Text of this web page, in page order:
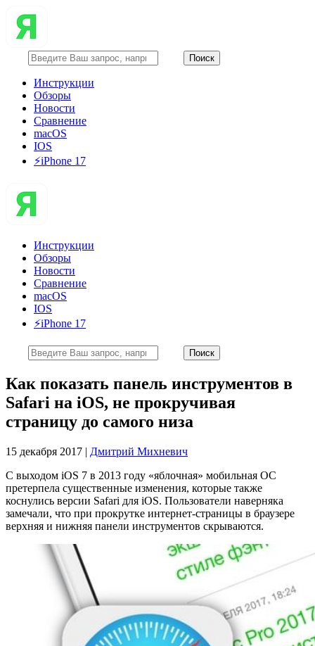
Инструкции
Обзоры
Новости
Сравнение
macOS
IOS
⚡️iPhone 17
Инструкции
Обзоры
Новости
Сравнение
macOS
IOS
⚡️iPhone 17
Как показать панель инструментов в
Safari на iOS, не прокручивая
страницу до самого низа
15 декабря 2017 | Дмитрий Михневич
С выходом iOS 7 в 2013 году «яблочная» мобильная ОС
претерпела существенные изменения, которые также
коснулись версии Safari для iOS. Пользователи наверняка
замечали, что при прокрутке интернет-страницы в браузере
верхняя и нижняя панели инструментов скрываются.